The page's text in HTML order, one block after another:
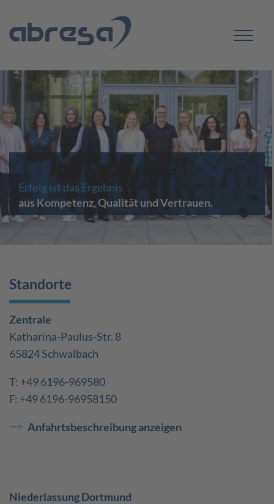
Erfolg ist das Ergebnis
aus Kompetenz, Qualität und Vertrauen.
Standorte
Zentrale
Katharina-Paulus-Str. 8
65824 Schwalbach
T: +49 6196-969580
F: +49 6196-96958150
Anfahrtsbeschreibung anzeigen
Niederlassung Dortmund